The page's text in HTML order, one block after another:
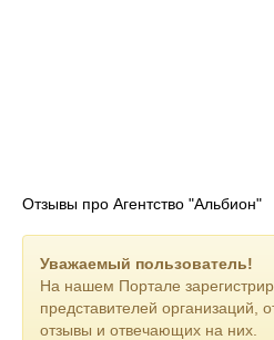
Отзывы про Агентство "Альбион"
Уважаемый пользователь!
На нашем Портале
представителей организаций,
отзывы и отвечающих на них.